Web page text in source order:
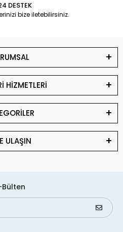
DESTEK
bize iletebilirsiniz.
HİZMETLERİ
ULAŞIN
Bülten